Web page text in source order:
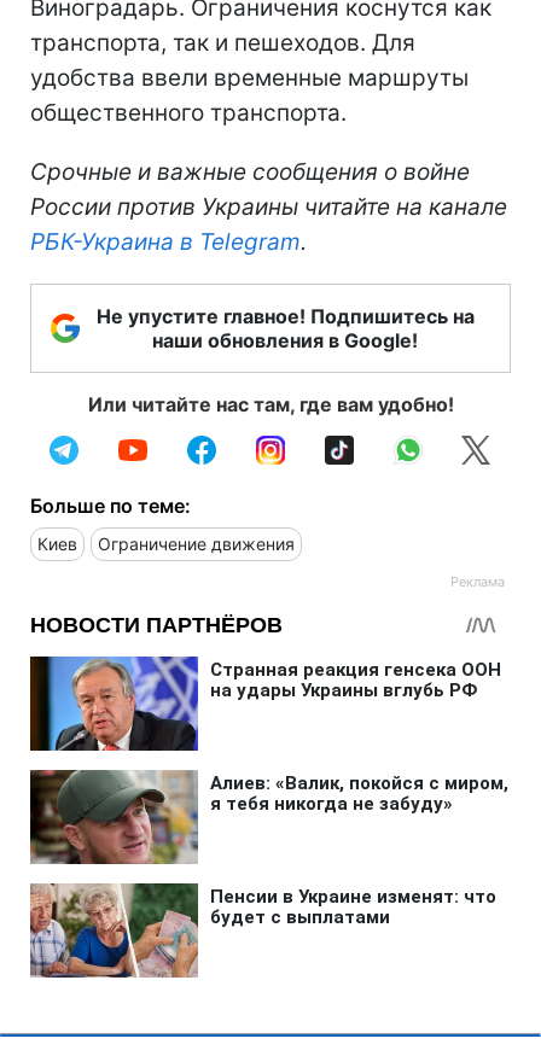
Виноградарь. Ограничения коснутся как
транспорта, так и пешеходов. Для
удобства ввели временные маршруты
общественного транспорта.
Срочные и важные сообщения о войне
России против Украины читайте на канале
РБК-Украина в Telegram.
Не упустите главное! Подпишитесь на
наши обновления в Google!
Или читайте нас там, где вам удобно!
Больше по теме:
Киев Ограничение движения